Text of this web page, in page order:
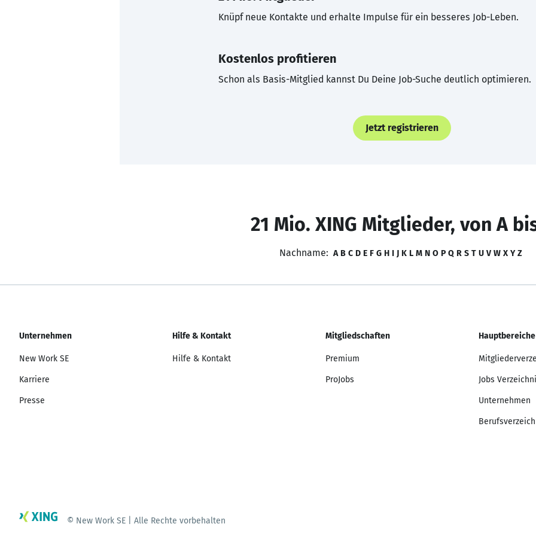
Knüpf neue Kontakte und erhalte Impulse für ein besseres Job-Leben.
Kostenlos profitieren
Schon als Basis-Mitglied kannst Du Deine Job-Suche deutlich optimieren.
Jetzt registrieren
21 Mio. XING Mitglieder, von A
Nachname: A B C D E F G H I J K L M N O P Q R S T U V W X Y Z
Unternehmen
New Work SE
Karriere
Presse
Hilfe & Kontakt
Hilfe & Kontakt
Mitgliedschaften
Premium
ProJobs
Hauptbereiche
Jobs
Unternehmen
© New Work SE | Alle Rechte vorbehalten